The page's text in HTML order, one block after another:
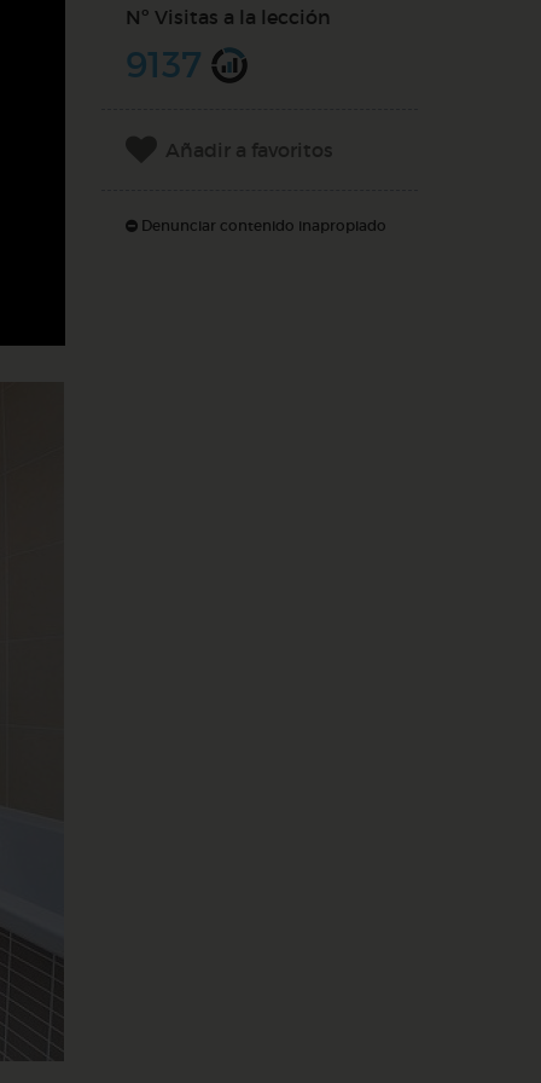
Nº Visitas a la lección
9137
Añadir a favoritos
Denunciar contenido inapropiado